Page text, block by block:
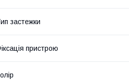
застежки
пристрою